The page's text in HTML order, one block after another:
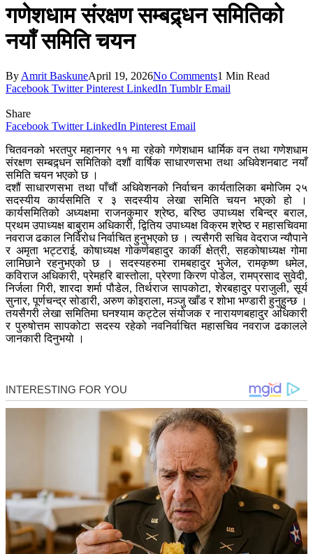
गणेशधाम संरक्षण सम्बद्र्धन समितिको
नयाँ समिति चयन
By Amrit BaskuneApril 19, 2026No Comments1 Min Read
Facebook Twitter Pinterest LinkedIn Tumblr Email
Share
Facebook Twitter LinkedIn Pinterest Email
चितवनको भरतपुर महानगर ११ मा रहेको गणेशधाम धार्मिक वन तथा गणेशधाम
संरक्षण सम्बद्र्धन समितिको दशौं वार्षिक साधारणसभा तथा अधिवेशनबाट नयाँ
समिति चयन भएको छ ।
दशौं साधारणसभा तथा पाँचौं अधिवेशनको निर्वाचन कार्यतालिका बमोजिम २५
सदस्यीय कार्यसमिति र ३ सदस्यीय लेखा समिति चयन भएको हो ।
कार्यसमितिको अध्यक्षमा राजनकुमार श्रेष्ठ, बरिष्ठ उपाध्यक्ष रबिन्द्र बराल,
प्रथम उपाध्यक्ष बाबुराम अधिकारी, द्वितिय उपाध्यक्ष विक्रम श्रेष्ठ र महासचिवमा
नवराज ढकाल निर्विरोध निर्वाचित हुनुभएको छ । त्यसैगरी सचिव वेदराज न्यौपाने
र अमृता भट्टराई, कोषाध्यक्ष गोकर्णबहादुर कार्की क्षेत्री, सहकोषाध्यक्ष गोमा
लामिछाने रहनुभएको छ । सदस्यहरुमा रामबहादुर भुजेल, रामकृष्ण धमेल,
कविराज अधिकारी, प्रेमहरि बास्तोला, प्रेरणा किरण पोडेल, रामप्रसाद सुवेदी,
निर्जला गिरी, शारदा शर्मा पौडेल, तिर्थराज सापकोटा, शेरबहादुर पराजुली, सूर्य
सुनार, पूर्णचन्द्र सोडारी, अरुण कोइराला, मञ्जु खाँड र शोभा भण्डारी हुनुहुन्छ ।
तयसैगरी लेखा समितिमा घनश्याम कट्टेल संयोजक र नारायणबहादुर अधिकारी
र पुरुषोत्तम सापकोटा सदस्य रहेको नवनिर्वाचित महासचिव नवराज ढकालले
जानकारी दिनुभयो ।